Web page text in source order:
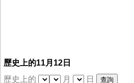
歷史上的11月12日
歷史上的
月
日